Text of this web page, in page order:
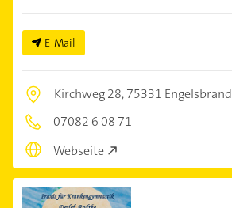
E-Mail
Kirchweg 28,75331 Engelsbrand
07082 6 08 71
Webseite